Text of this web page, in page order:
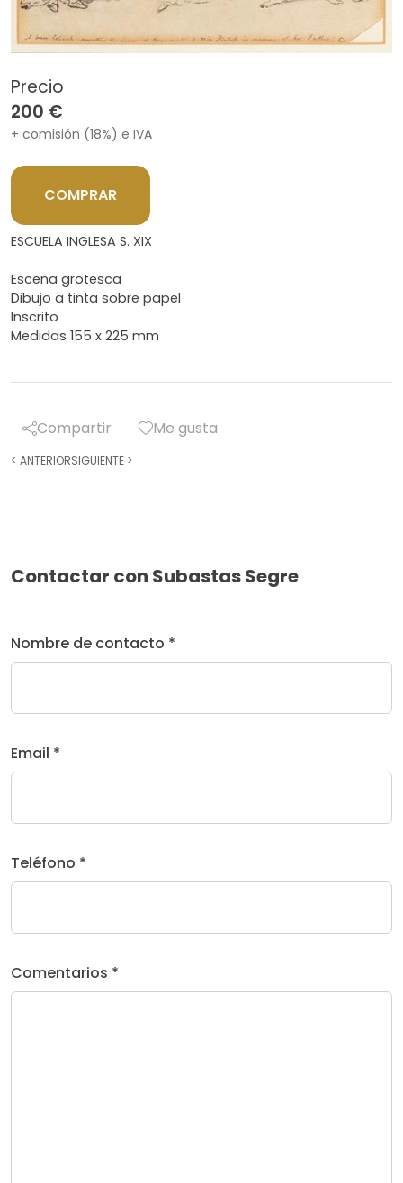
Precio
200 €
+ comisión (18%) e IVA
COMPRAR
ESCUELA INGLESA S. XIX
Escena grotesca
Dibujo a tinta sobre papel
Inscrito
Medidas 155 x 225 mm
Compartir Me gusta
< ANTERIORSIGUIENTE >
Contactar con Subastas Segre
Nombre de contacto *
Email *
Teléfono *
Comentarios *